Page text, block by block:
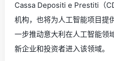
Cassa Depositi e Prestiti（
机构，也将为人工智能项目提
一步推动意大利在人工智能领
新企业和投资者进入该领域。